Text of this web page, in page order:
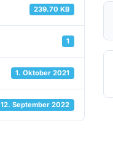
239.70 KB
1
1. Oktober 2021
12. September 2022